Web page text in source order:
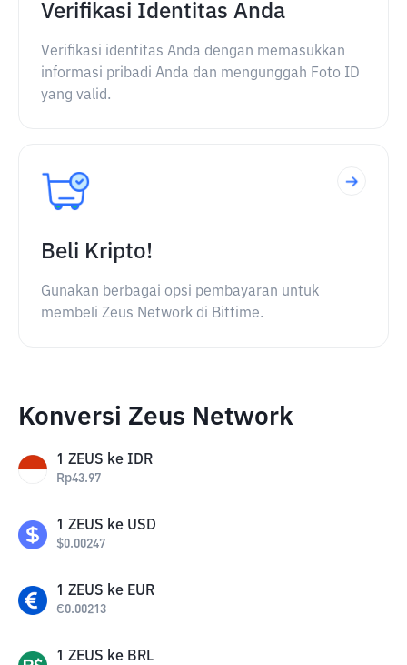
Verifikasi Identitas Anda
Verifikasi identitas Anda dengan memasukkan
informasi pribadi Anda dan mengunggah Foto ID
yang valid.
Beli Kripto!
Gunakan berbagai opsi pembayaran untuk
membeli Zeus Network di Bittime.
Konversi Zeus Network
1 ZEUS ke IDR
Rp43.97
1 ZEUS ke USD
$0.00247
1 ZEUS ke EUR
€0.00213
1 ZEUS ke BRL